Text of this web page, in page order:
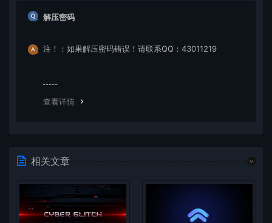
解压密码
注！：如果解压密码错误！请联系QQ：43011219
查看详情
相关文章